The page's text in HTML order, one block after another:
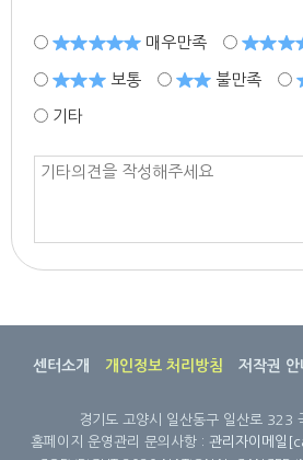
매우만족
보통 불만족
기타
센터소개 개인정보 처리방침 저작권 안
경기도 고양시 일산동구 일산로 323
홈페이지 운영관리 문의사항 : 관리자이메일